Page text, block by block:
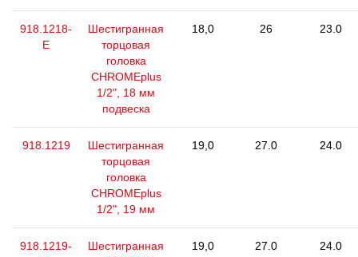
918.1218-
E
Шестигранная
торцовая
головка
CHROMEplus
1/2", 18 мм
подвеска
18,0 26 23.0
918.1219
Шестигранная
торцовая
головка
CHROMEplus
1/2", 19 мм
19,0 27.0 24.0
918.1219-
Шестигранная
19,0 27.0 24.0